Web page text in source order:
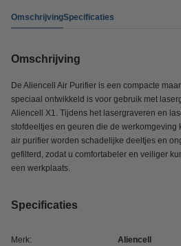
OmschrijvingSpecificaties
Omschrijving
De Aliencell Air Purifier is een compacte
speciaal ontwikkeld is voor gebruik met
Aliencell X1. Tijdens het lasergraveren en
stofdeeltjes en geuren die de werkomgeving
air purifier worden schadelijke deeltjes en
gefilterd, zodat u comfortabeler en veiliger
een werkplaats.
Specificaties
Merk: Aliencell